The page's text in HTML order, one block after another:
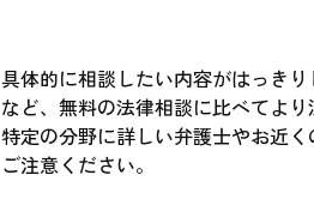
具体的に相談したい内容がはっき
など、無料の法律相談に比べてより
特定の分野に詳しい弁護士やお近
ご注意ください。